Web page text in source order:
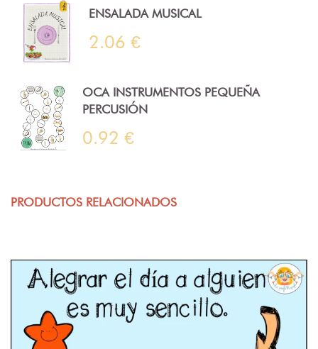
ENSALADA MUSICAL
2.06 €
OCA INSTRUMENTOS PEQUEÑA
PERCUSIÓN
0.92 €
PRODUCTOS RELACIONADOS